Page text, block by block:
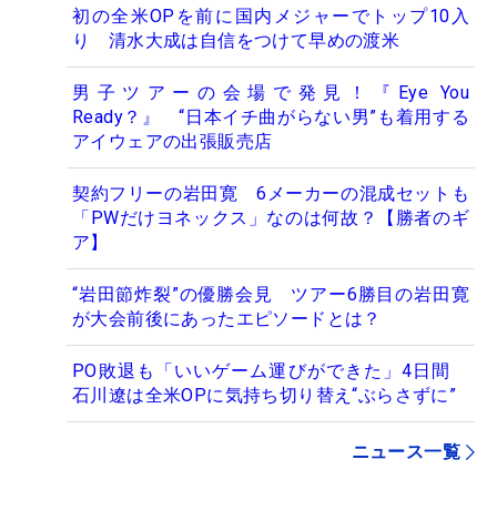
初の全米OPを前に国内メジャーでトップ10入
り 清水大成は自信をつけて早めの渡米
男子ツアーの会場で発見！『Eye You
Ready？』 “日本イチ曲がらない男”も着用する
アイウェアの出張販売店
契約フリーの岩田寛 6メーカーの混成セットも
「PWだけヨネックス」なのは何故？【勝者のギ
ア】
“岩田節炸裂”の優勝会見 ツアー6勝目の岩田寛
が大会前後にあったエピソードとは？
PO敗退も「いいゲーム運びができた」4日間
石川遼は全米OPに気持ち切り替え“ぶらさずに”
ニュース一覧